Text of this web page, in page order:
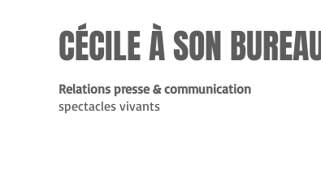
CÉCILE À SON
Relations presse & communication
spectacles vivants